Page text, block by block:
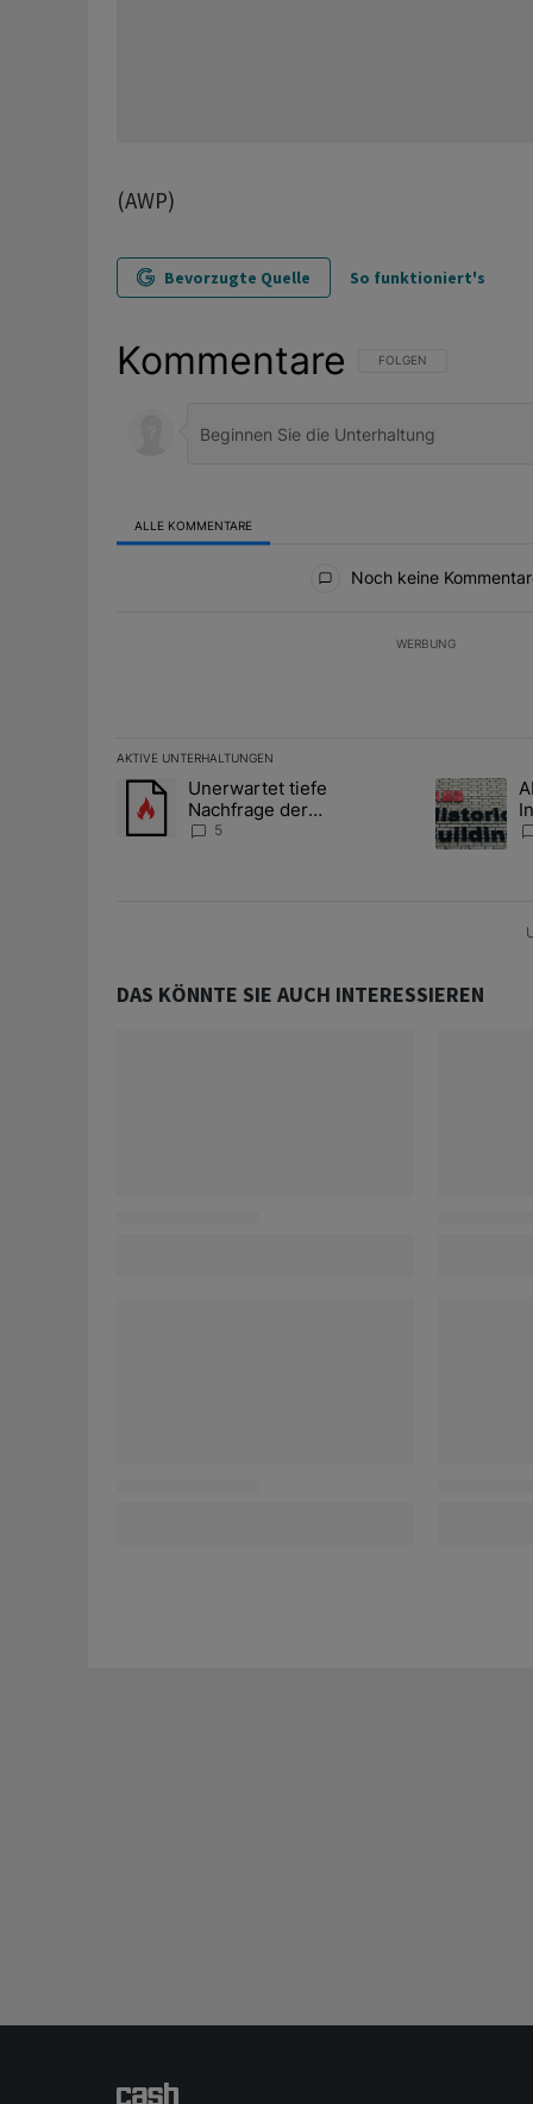
(AWP)
Bevorzugte Quelle So funktioniert's
Kommentare FOLGE DIESER
FOLGEN
ALLE KOMMENTARE
Noch keine
WERBUNG
AKTIVE UNTERHALTUNGEN
Das Folgende ist eine Liste der am meisten
Ein Trendartikel mit dem Titel "Unerwartet tiefe
Unerwartet tiefe
Nachfrage der
Zentralbanken könnte
5
Ein
DAS KÖNNTE SIE AUCH INTERESSIEREN